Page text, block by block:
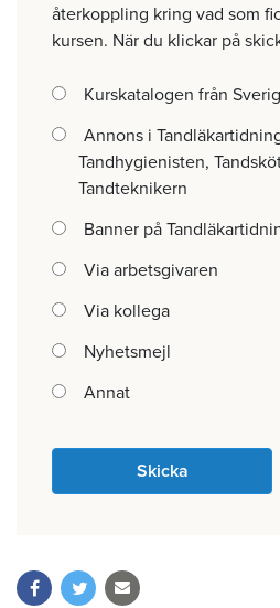
återkoppling kring vad som
kursen. När du klickar på
Kurskatalogen från
Annons i
Tandhygienisten,
Tandteknikern
Banner på
Via arbetsgivaren
Via kollega
Nyhetsmejl
Annat